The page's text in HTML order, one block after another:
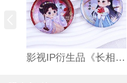
影视IP衍生品《长相思》双闪吧唧